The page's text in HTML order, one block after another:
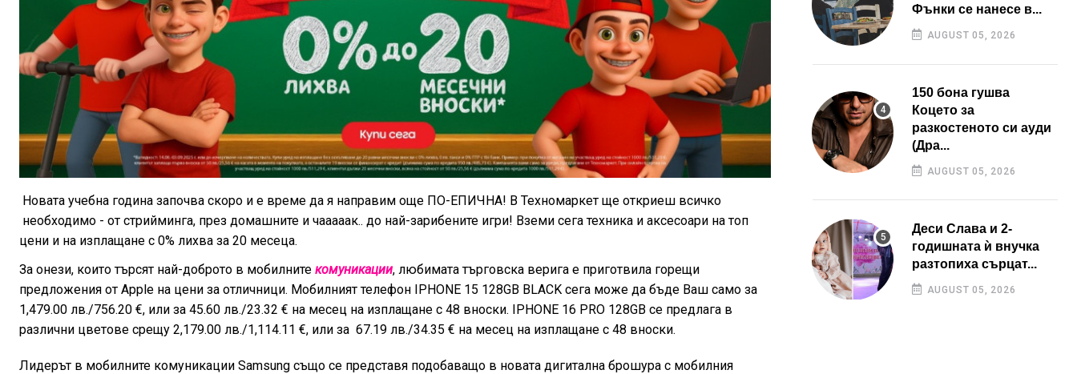
Новата учебна година започва скоро и е време да я направим още ПО-ЕПИЧНА! В Техномаркет ще откриеш всичко
необходимо - от стрийминга, през домашните и чааaaак.. до най-зарибените игри! Вземи сега техника и аксесоари на топ
цени и на изплащане с 0% лихва за 20 месеца.
За онези, които търсят най-доброто в мобилните комуникации, любимата търговска верига е приготвила горещи
предложения от Apple на цени за отличници. Мобилният телефон IPHONE 15 128GB BLACK сега може да бъде Ваш само за
1,479.00 лв./756.20 €, или за 45.60 лв./23.32 € на месец на изплащане с 48 вноски. IPHONE 16 PRO 128GB се предлага в
различни цветове срещу 2,179.00 лв./1,114.11 €, или за 67.19 лв./34.35 € на месец на изплащане с 48 вноски.
Лидерът в мобилните комуникации Samsung също се представя подобаващо в новата дигитална брошура с мобилния
Фънки се нанесе в...
AUGUST 05, 2026
150 бона гушва
Коцето за
разкостеното си ауди
(Дра...
AUGUST 05, 2026
Деси Слава и 2-
годишната ѝ внучка
разтопиха сърцат...
AUGUST 05, 2026